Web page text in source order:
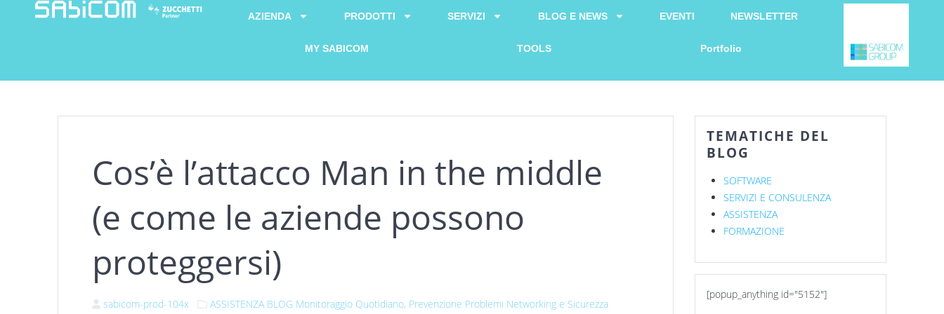
AZIENDA PRODOTTI SERVIZI BLOG E NEWS EVENTI NEWSLETTER
MY SABICOM TOOLS Portfolio
Cos’è l’attacco Man in the middle
(e come le aziende possono
proteggersi)
sabicom-prod-104x ASSISTENZA BLOG Monitoraggio Quotidiano, Prevenzione Problemi Networking e Sicurezza
TEMATICHE DEL
BLOG
SOFTWARE
SERVIZI E CONSULENZA
ASSISTENZA
FORMAZIONE
[popup_anything id="5152"]